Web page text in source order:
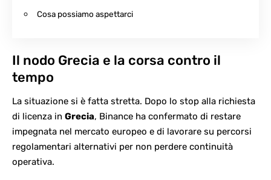
Cosa possiamo aspettarci
Il nodo Grecia e la corsa contro il
tempo
La situazione si è fatta stretta. Dopo lo stop alla richiesta
di licenza in Grecia, Binance ha confermato di restare
impegnata nel mercato europeo e di lavorare su percorsi
regolamentari alternativi per non perdere continuità
operativa.